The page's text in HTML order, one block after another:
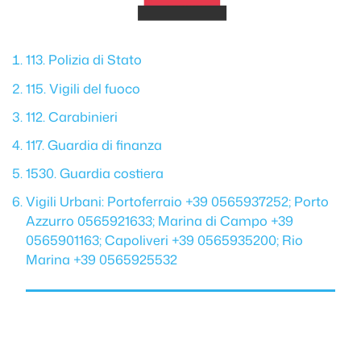
113. Polizia di Stato
115. Vigili del fuoco
112. Carabinieri
117. Guardia di finanza
1530. Guardia costiera
Vigili Urbani: Portoferraio +39 0565937252; Porto
Azzurro 0565921633; Marina di Campo +39
0565901163; Capoliveri +39 0565935200; Rio
Marina +39 0565925532